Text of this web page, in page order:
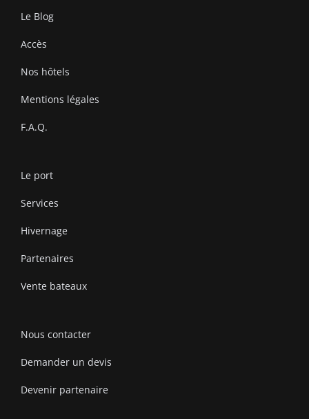
Le Blog
Accès
Nos hôtels
Mentions légales
F.A.Q.
Le port
Services
Hivernage
Partenaires
Vente bateaux
Nous contacter
Demander un devis
Devenir partenaire